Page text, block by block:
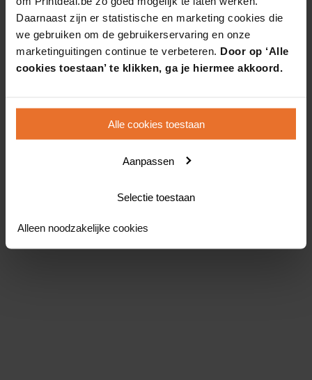
Daarnaast zijn er statistische en marketing cookies die
we gebruiken om de gebruikerservaring en onze
marketinguitingen continue te verbeteren. Door op ‘Alle
cookies toestaan’ te klikken, ga je hiermee akkoord.
Alle cookies toestaan
Aanpassen
Selectie toestaan
Alleen noodzakelijke cookies